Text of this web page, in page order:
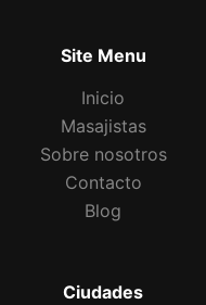
Site Menu
Inicio
Masajistas
Sobre nosotros
Contacto
Blog
Ciudades